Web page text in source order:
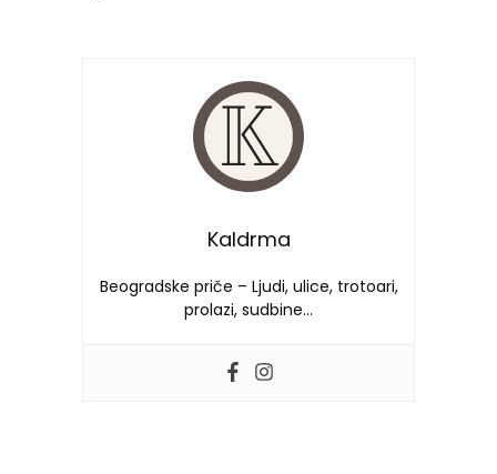
Kaldrma
Beogradske priče – Ljudi, ulice, trotoari,
prolazi, sudbine…